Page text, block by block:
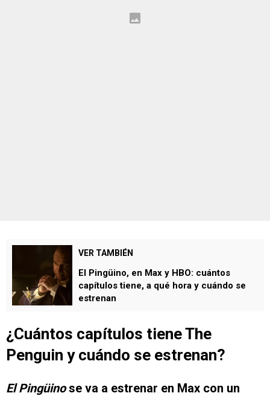
VER TAMBIÉN
El Pingüino, en Max y HBO: cuántos
capítulos tiene, a qué hora y cuándo se
estrenan
¿Cuántos capítulos tiene The
Penguin y cuándo se estrenan?
El Pingüinose va a estrenar en Max con un